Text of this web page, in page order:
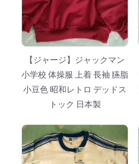
【ジャージ】ジャックマン
小学校 体操服 上着 長袖 臙脂
小豆色 昭和レトロ デッドス
トック 日本製